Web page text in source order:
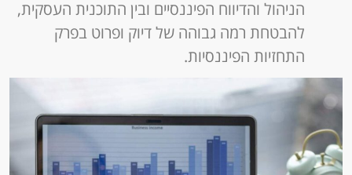
הניהול והדיווח הפיננסיים ובין התוכנית העסקית,
להבטחת רמה גבוהה של דיוק ופרוט בפרק
התחזיות הפיננסיות.